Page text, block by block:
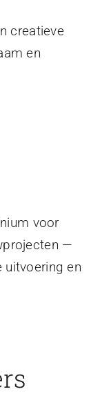
creatieve
en
voor
—
uitvoering en